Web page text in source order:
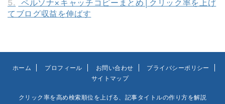
5. ペルソナ×キャッチコピーまとめ│クリック率を上げ
てブログ収益を伸ばす
ホーム プロフィール お問い合わせ
プライバシーポリシー
サイトマップ
クリック率を高め検索順位を上げる、記事タイトルの作り方を解説